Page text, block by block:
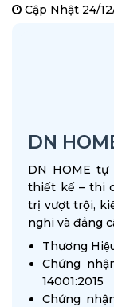
Cập Nhật 24/
DN
DN HOME
thiết kế – thi
trị vượt trội,
nghi và đẳng
Thương
Chứng
14001:2015
Chứng